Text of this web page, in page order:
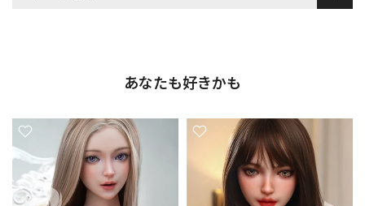
あなたも好きかも